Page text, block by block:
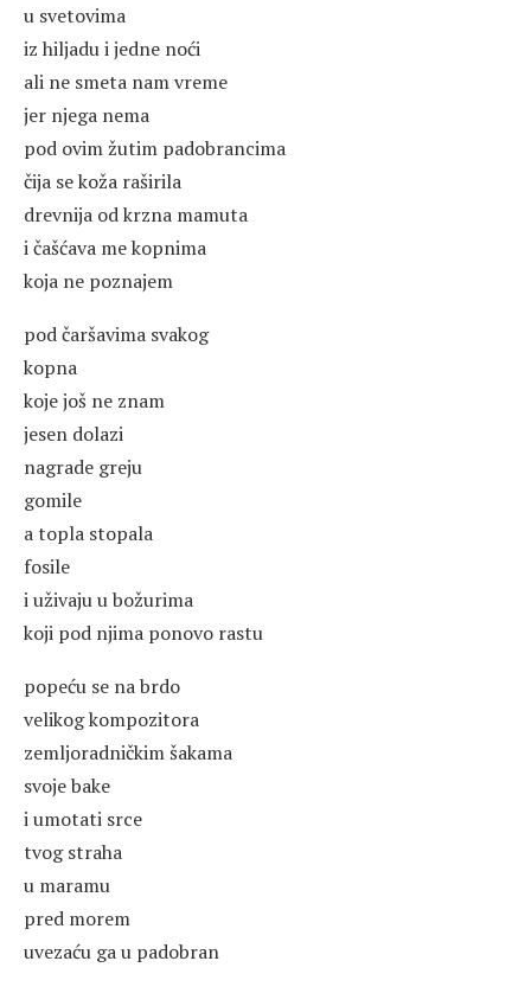
u svetovima
iz hiljadu i jedne noći
ali ne smeta nam vreme
jer njega nema
pod ovim žutim padobrancima
čija se koža raširila
drevnija od krzna mamuta
i čašćava me kopnima
koja ne poznajem
pod čaršavima svakog
kopna
koje još ne znam
jesen dolazi
nagrade greju
gomile
a topla stopala
fosile
i uživaju u božurima
koji pod njima ponovo rastu
popeću se na brdo
velikog kompozitora
zemljoradničkim šakama
svoje bake
i umotati srce
tvog straha
u maramu
pred morem
uvezaću ga u padobran